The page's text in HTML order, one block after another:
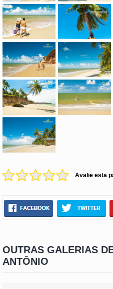
Avalie esta
OUTRAS GALERIAS
ANTÔNIO